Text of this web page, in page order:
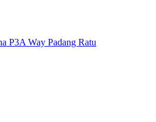
P3A Way Padang Ratu